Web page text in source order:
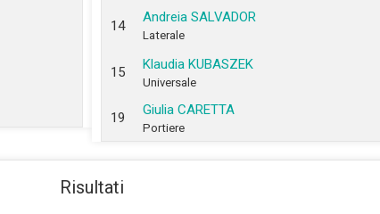
14
Andreia SALVADOR
Laterale
15 Klaudia KUBASZEK
Universale
19 Giulia CARETTA
Portiere
Risultati